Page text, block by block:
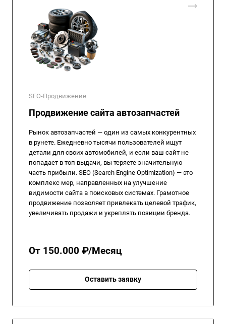
SEO-Продвижение
Продвижение сайта автозапчастей
Рынок автозапчастей — один из самых конкурентных
в рунете. Ежедневно тысячи пользователей ищут
детали для своих автомобилей, и если ваш сайт не
попадает в топ выдачи, вы теряете значительную
часть прибыли. SEO (Search Engine Optimization) — это
комплекс мер, направленных на улучшение
видимости сайта в поисковых системах. Грамотное
продвижение позволяет привлекать целевой трафик,
увеличивать продажи и укреплять позиции бренда.
От 150.000 ₽/Месяц
Оставить заявку